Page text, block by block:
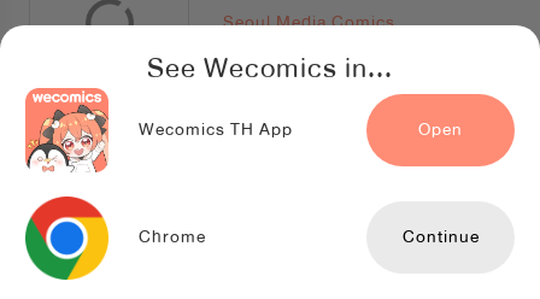
See Wecomics in...
Wecomics TH App Open
Chrome Continue
Seoul Media Comics